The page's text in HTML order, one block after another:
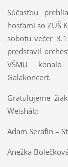
Súčasťou
hosťami so ZUŠ
sobotu večer
predstavil
VŠMU
Galakoncert.
Gratulujeme
Weisháb:
Adam Serafin –
Anežka